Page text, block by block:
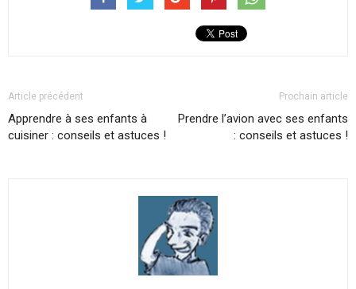
Article précédent
Apprendre à ses enfants à
cuisiner : conseils et astuces !
Prochain article
Prendre l’avion avec ses enfants
: conseils et astuces !